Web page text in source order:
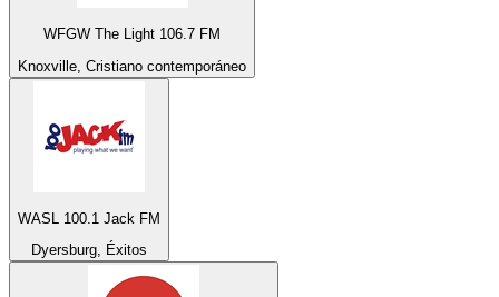
WFGW The Light 106.7 FM
Knoxville, Cristiano contemporáneo
WASL 100.1 Jack FM
Dyersburg, Éxitos